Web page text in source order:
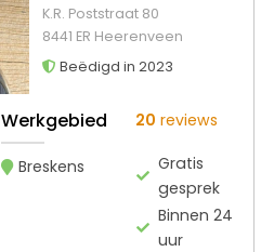
K.R. Poststraat 80
8441 ER Heerenveen
Beëdigd in 2023
Werkgebied
Breskens
20 reviews
Gratis
gesprek
Binnen 24
uur